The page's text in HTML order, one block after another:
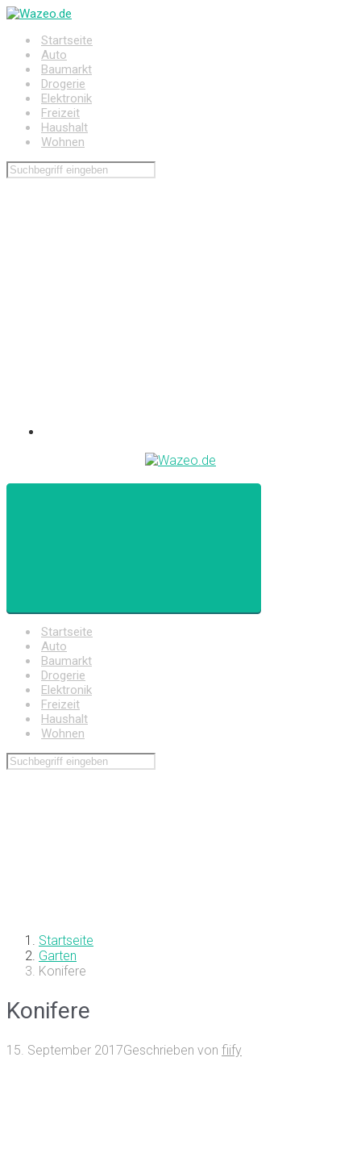
Zum
springenStartseite
Auto
Baumarkt
Drogerie
Elektronik
Freizeit
Haushalt
Wohnen
Startseite
Auto
Baumarkt
Drogerie
Elektronik
Freizeit
Haushalt
Wohnen
Startseite
Garten
Konifere
Konifere
15. September 2017Geschrieben von fiify